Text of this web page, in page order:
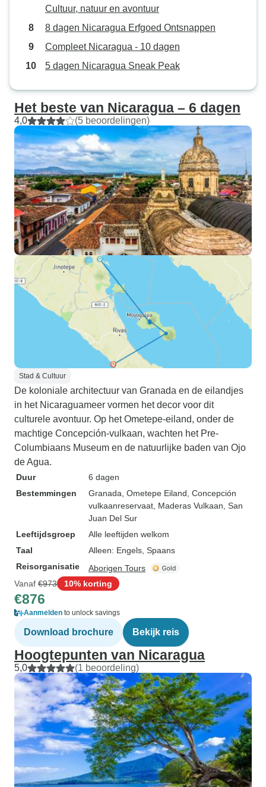
Cultuur, natuur en avontuur
8 dagen Nicaragua Erfgoed Ontsnappen
Compleet Nicaragua - 10 dagen
5 dagen Nicaragua Sneak Peak
Het beste van Nicaragua – 6 dagen
4,0 (5 beoordelingen)
Stad & Cultuur
De koloniale architectuur van Granada en de eilandjes
in het Nicaraguameer vormen het decor voor dit
culturele avontuur. Op het Ometepe-eiland, onder de
machtige Concepción-vulkaan, wachten het Pre-
Columbiaans Museum en de natuurlijke baden van Ojo
de Agua.
Duur
6 dagen
Bestemmingen
Granada , Ometepe Eiland , Concepción
vulkaanreservaat , Maderas Vulkaan , San
Juan Del Sur
Leeftijdsgroep
Alle leeftijden welkom
Taal
Alleen: Engels, Spaans
Reisorganisatie
Aborigen Tours
Vanaf €973 10% korting
€876
Aanmelden to unlock savings
Download brochure Bekijk reis
Hoogtepunten van Nicaragua
5,0 (1 beoordeling)